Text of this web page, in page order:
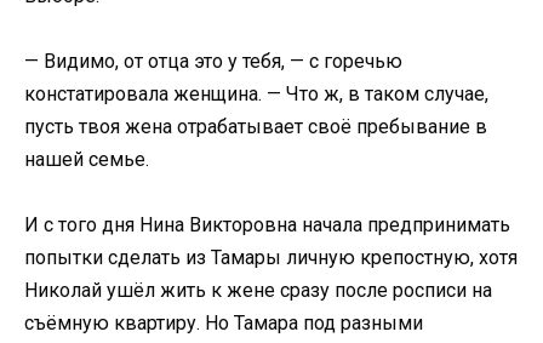
— Видимо, от отца это у тебя, — с горечью
констатировала женщина. — Что ж, в таком случае,
пусть твоя жена отрабатывает своё пребывание в
нашей семье.
И с того дня Нина Викторовна начала предпринимать
попытки сделать из Тамары личную крепостную, хотя
Николай ушёл жить к жене сразу после росписи на
съёмную квартиру. Но Тамара под разными